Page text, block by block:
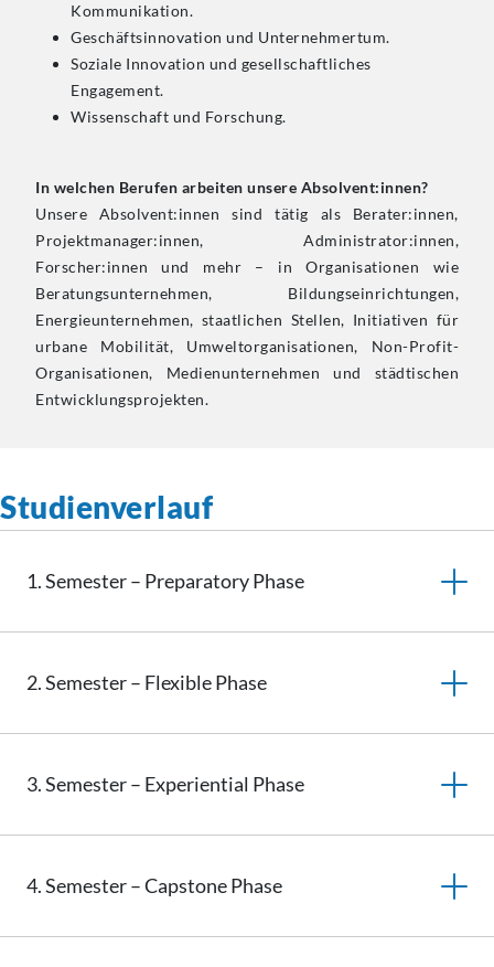
Kommunikation.
Geschäftsinnovation und Unternehmertum.
Soziale Innovation und gesellschaftliches
Engagement.
Wissenschaft und Forschung.
In welchen Berufen arbeiten unsere Absolvent:innen?
Unsere Absolvent:innen sind tätig als Berater:innen,
Projektmanager:innen, Administrator:innen,
Forscher:innen und mehr – in Organisationen wie
Beratungsunternehmen, Bildungseinrichtungen,
Energieunternehmen, staatlichen Stellen, Initiativen für
urbane Mobilität, Umweltorganisationen, Non-Profit-
Organisationen, Medienunternehmen und städtischen
Entwicklungsprojekten.
Studienverlauf
1. Semester – Preparatory Phase
2. Semester – Flexible Phase
3. Semester – Experiential Phase
4. Semester – Capstone Phase